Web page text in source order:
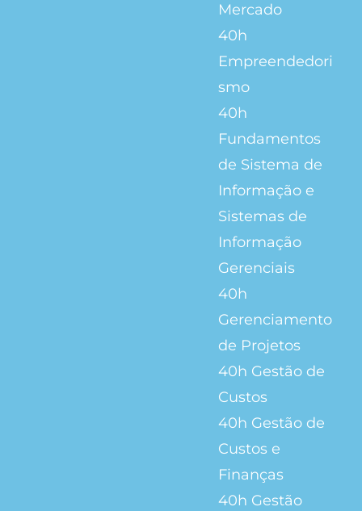
Mercado
40h
Empreendedori
smo
40h
Fundamentos
de Sistema de
Informação e
Sistemas de
Informação
Gerenciais
40h
Gerenciamento
de Projetos
40h Gestão de
Custos
40h Gestão de
Custos e
Finanças
40h Gestão